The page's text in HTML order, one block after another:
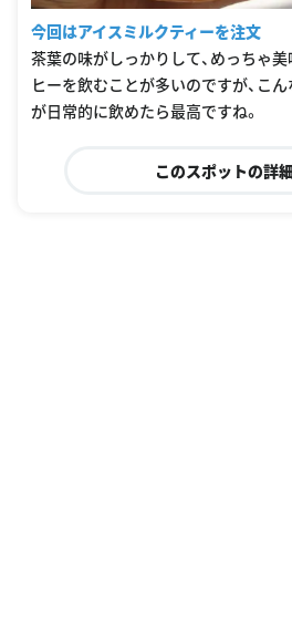
今回はアイスミルクティーを注文
茶葉の味がしっかりして、めっちゃ
ヒーを飲むことが多いのですが、こ
が日常的に飲めたら最高ですね。
このスポットの詳